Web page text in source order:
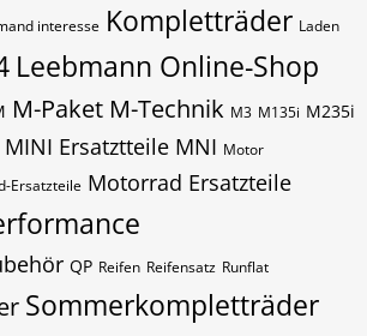
interesse Kompletträder Laden
Leebmann Online-Shop
M-Paket M-Technik M3 M135i M235i
MINI Ersatztteile MNI Motor
Ersatzteile Motorrad Ersatzteile
QP Reifen Reifensatz Runflat
Sommerkompletträder